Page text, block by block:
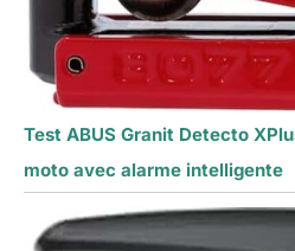
Test ABUS Granit Detecto
moto avec alarme intelligente